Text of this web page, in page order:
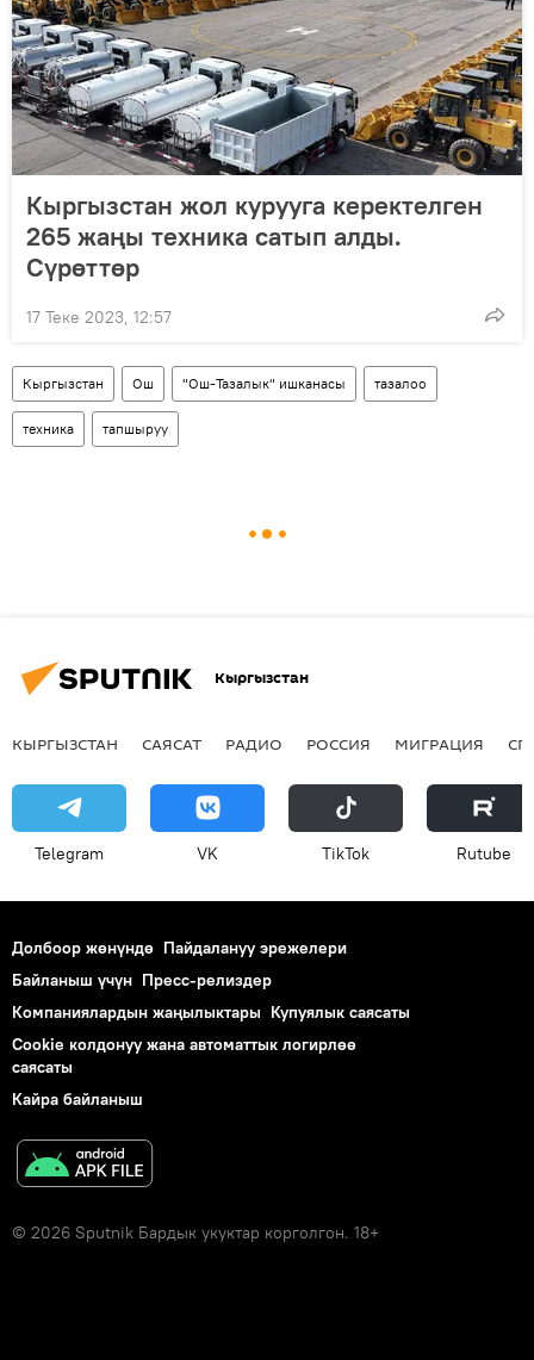
Кыргызстан жол курууга керектелген
265 жаңы техника сатып алды.
Сүрөттөр
17 Теке 2023, 12:57
Кыргызстан Ош "Ош-Тазалык" ишканасы тазалоо
техника тапшыруу
Кыргызстан
КЫРГЫЗСТАН САЯСАТ РАДИО РОССИЯ МИГРАЦИЯ
Telegram VK ТikТоk Rutube
Долбоор жөнүндө Пайдалануу эрежелери
Байланыш үчүн Пресс-релиздер
Компаниялардын жаңылыктары Купуялык саясаты
Cookie колдонуу жана автоматтык логирлөө
саясаты
Кайра байланыш
© 2026 Sputnik Бардык укуктар корголгон. 18+